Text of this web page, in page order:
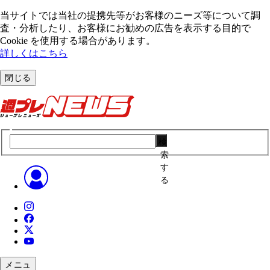
当サイトでは当社の提携先等がお客様のニーズ等について調
査・分析したり、お客様にお勧めの広告を表⽰する⽬的で
Cookie を使⽤する場合があります。
詳しくはこちら
閉じる
索
す
る
メニュ